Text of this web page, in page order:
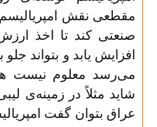
مقطعی نقش
صنعتی کند تا اخذ
افزایش یابد و بتواند
می‌رسد معلوم نیست
شاید مثلاً در زمینه‌ی
عراق بتوان گفت